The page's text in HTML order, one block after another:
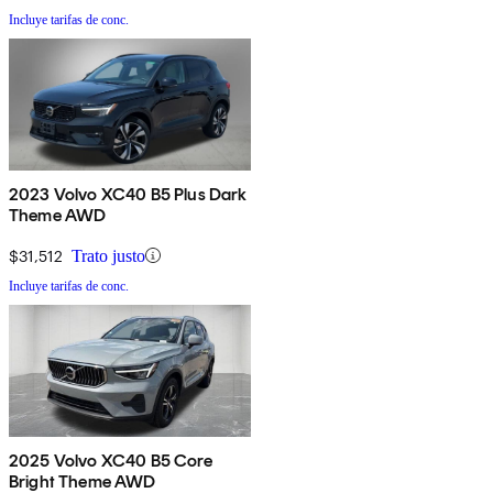
Incluye tarifas de conc.
2023 Volvo XC40 B5 Plus Dark
Theme AWD
$31,512 Trato justo
Incluye tarifas de conc.
2025 Volvo XC40 B5 Core
Bright Theme AWD